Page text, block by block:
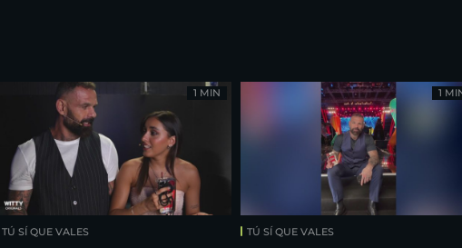
TÚ SÍ QUE VALES
1 MIN
TÚ SÍ QUE VALES
1